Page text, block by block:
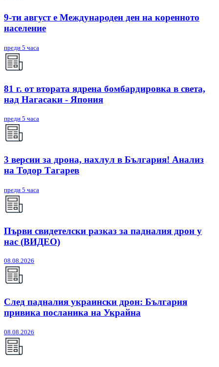
9-ти август е Международен ден на коренното
население
преди 5 часа
81 г. от втората ядрена бомбардировка в света,
над Нагасаки - Япония
преди 5 часа
3 версии за дрона, нахлул в България! Анализ
на Тодор Тагарев
преди 5 часа
Първи свидетелски разказ за падналия дрон у
нас (ВИДЕО)
08.08.2026
След падналия украински дрон: България
привика посланика на Украйна
08.08.2026